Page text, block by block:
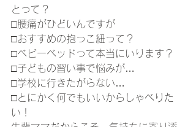
とって？
□腰痛がひどいんですが
□おすすめの抱っこ紐って？
□ベビーベッドって本当にいります？
□子どもの習い事で悩みが…
□学校に行きたがらない…
□とにかく何でもいいからしゃべりた
い！